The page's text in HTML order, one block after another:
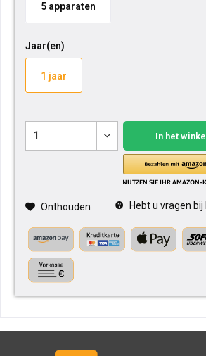
5 apparaten
Jaar(en)
1 jaar
In het
Onthouden Hebt u vragen